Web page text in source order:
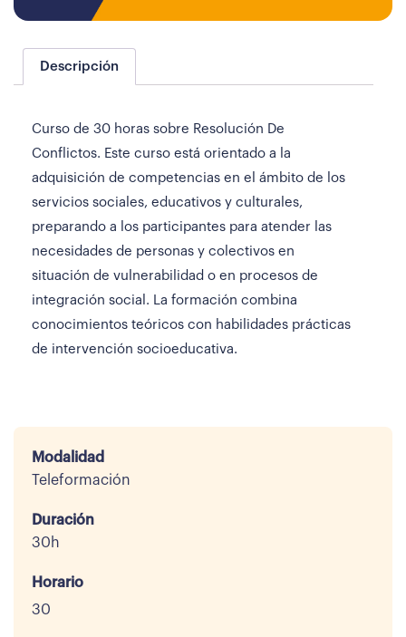
Descripción
Curso de 30 horas sobre Resolución De
Conflictos. Este curso está orientado a la
adquisición de competencias en el ámbito de los
servicios sociales, educativos y culturales,
preparando a los participantes para atender las
necesidades de personas y colectivos en
situación de vulnerabilidad o en procesos de
integración social. La formación combina
conocimientos teóricos con habilidades prácticas
de intervención socioeducativa.
Modalidad
Teleformación
Duración
30h
Horario
30